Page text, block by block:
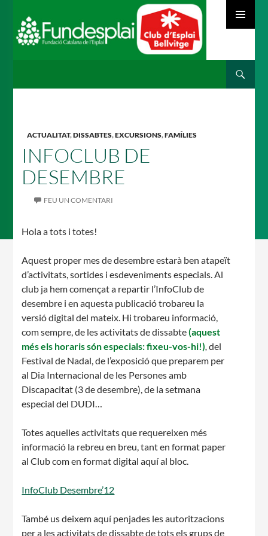
ACTUALITAT,DISSABTES,EXCURSIONS,FAMÍLIES
INFOCLUB DE
DESEMBRE
FEU UN COMENTARI
Hola a tots i totes!
Aquest proper mes de desembre estarà ben atapeït
d’activitats, sortides i esdeveniments especials. Al
club ja hem començat a repartir l’InfoClub de
desembre i en aquesta publicació trobareu la
versió digital del mateix. Hi trobareu informació,
com sempre, de les activitats de dissabte(aquest
més els horaris són especials: fixeu-vos-hi!),del
Festival de Nadal, de l’exposició que preparem per
al Dia Internacional de les Persones amb
Discapacitat (3 de desembre), de la setmana
especial del DUDI…
Totes aquelles activitats que requereixen més
informació la rebreu en breu, tant en format paper
al Club com en format digital aquí al bloc.
InfoClub Desembre’12
També us deixem aquí penjades les autoritzacions
per a les activitats de dissabte de tots els grups de
MÓN ESCOLAR
ALBERG CENTRE ESPLAI
CASES DE COLÒNIES
ACCIÓ SOCIAL I JOVES
SUPORT TERCER SECTOR